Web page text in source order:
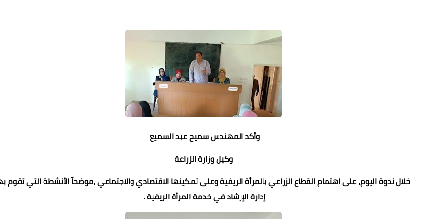
وأكد المهندس سميح عبد السميع
وكيل وزارة الزراعة
خلال ندوة اليوم، على اهتمام القطاع الزراعي بالمرأة الريفية وعلى تمكينها الاقتصادي والاجتماعي ،موضحاً الأنشطة التي تقوم
إدارة الإرشاد في خدمة المرأة الريفية .